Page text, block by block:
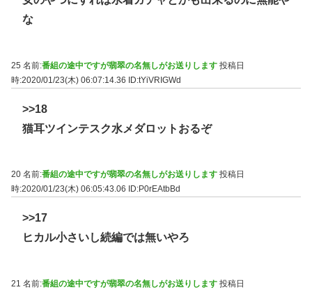
な
25 名前:番組の途中ですが翡翠の名無しがお送りします 投稿日
時:2020/01/23(木) 06:07:14.36 ID:tYiVRIGWd
>>18
猫耳ツインテスク水メダロットおるぞ
20 名前:番組の途中ですが翡翠の名無しがお送りします 投稿日
時:2020/01/23(木) 06:05:43.06
ID:P0rEAtbBd
>>17
ヒカル小さいし続編では無いやろ
21 名前:番組の途中ですが翡翠の名無しがお送りします 投稿日